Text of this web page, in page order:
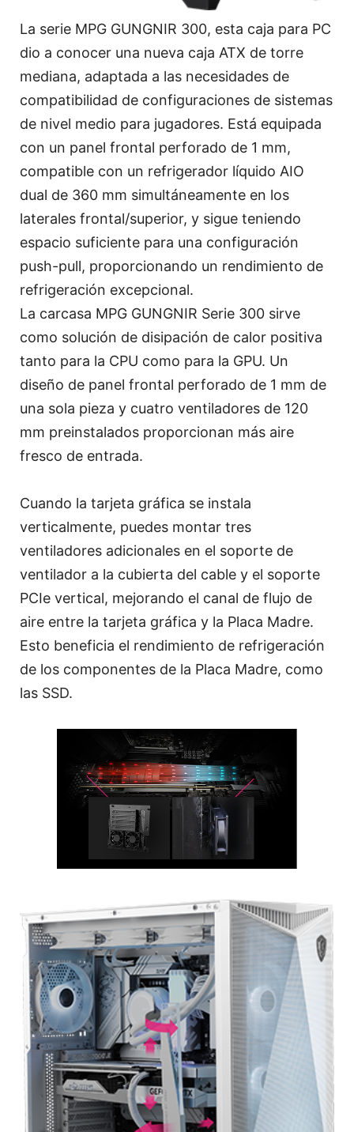
La serie MPG GUNGNIR 300, esta caja para PC
dio a conocer una nueva caja ATX de torre
mediana, adaptada a las necesidades de
compatibilidad de configuraciones de sistemas
de nivel medio para jugadores. Está equipada
con un panel frontal perforado de 1 mm,
compatible con un refrigerador líquido AIO
dual de 360 mm simultáneamente en los
laterales frontal/superior, y sigue teniendo
espacio suficiente para una configuración
push-pull, proporcionando un rendimiento de
refrigeración excepcional.
La carcasa MPG GUNGNIR Serie 300 sirve
como solución de disipación de calor positiva
tanto para la CPU como para la GPU. Un
diseño de panel frontal perforado de 1 mm de
una sola pieza y cuatro ventiladores de 120
mm preinstalados proporcionan más aire
fresco de entrada.
Cuando la tarjeta gráfica se instala
verticalmente, puedes montar tres
ventiladores adicionales en el soporte de
ventilador a la cubierta del cable y el soporte
PCIe vertical, mejorando el canal de flujo de
aire entre la tarjeta gráfica y la Placa Madre.
Esto beneficia el rendimiento de refrigeración
de los componentes de la Placa Madre, como
las SSD.